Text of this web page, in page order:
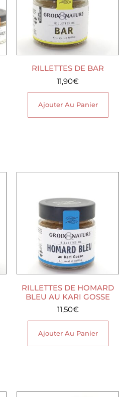
RILLETTES DE BAR
11,90€
Ajouter Au Panier
RILLETTES DE HOMARD
BLEU AU KARI GOSSE
11,50€
Ajouter Au Panier